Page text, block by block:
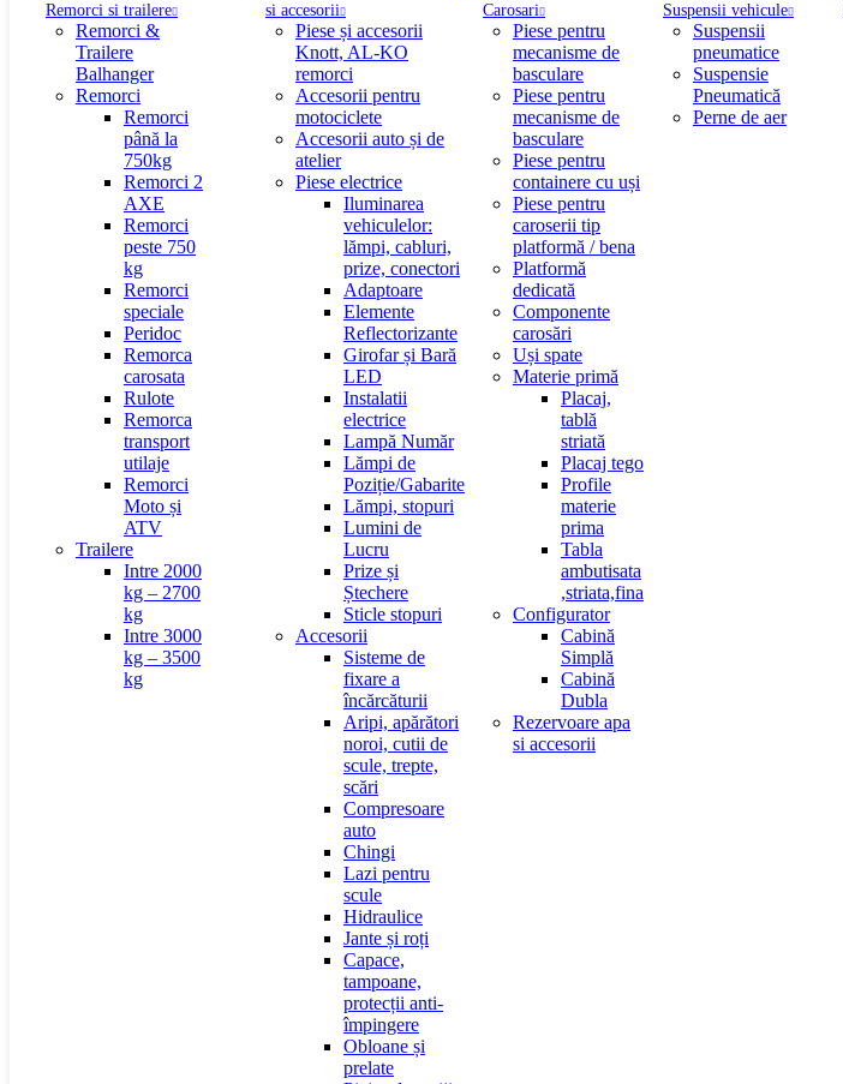
Remorci si trailere
Remorci &
Trailere
Balhanger
Remorci
Remorci
până la
750kg
Remorci 2
AXE
Remorci
peste 750
kg
Remorci
speciale
Peridoc
Remorca
carosata
Rulote
Remorca
transport
utilaje
Remorci
Moto și
ATV
Trailere
Intre 2000
kg – 2700
kg
Intre 3000
kg – 3500
kg
si accesorii
Piese și accesorii
Knott, AL-KO
remorci
Accesorii pentru
motociclete
Accesorii auto și de
atelier
Piese electrice
Iluminarea
vehiculelor:
lămpi, cabluri,
prize, conectori
Adaptoare
Elemente
Reflectorizante
Girofar și Bară
LED
Instalatii
electrice
Lampă Număr
Lămpi de
Poziție/Gabarite
Lămpi, stopuri
Lumini de
Lucru
Prize și
Ștechere
Sticle stopuri
Accesorii
Sisteme de
fixare a
încărcăturii
Aripi, apărători
noroi, cutii de
scule, trepte,
scări
Compresoare
auto
Chingi
Lazi pentru
scule
Hidraulice
Jante și roți
Capace,
tampoane,
protecții anti-
împingere
Obloane și
prelate
Carosari
Piese pentru
mecanisme de
basculare
Piese pentru
mecanisme de
basculare
Piese pentru
containere cu uși
Piese pentru
caroserii tip
platformă / bena
Platformă
dedicată
Componente
carosări
Uși spate
Materie primă
Placaj,
tablă
striată
Placaj tego
Profile
materie
prima
Tabla
ambutisata
,striata,fina
Configurator
Cabină
Simplă
Cabină
Dubla
Rezervoare apa
si accesorii
Suspensii vehicule
Suspensii
pneumatice
Suspensie
Pneumatică
Perne de aer